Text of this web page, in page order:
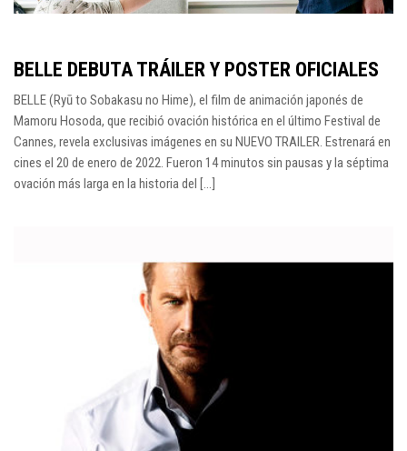
BELLE DEBUTA TRÁILER Y POSTER OFICIALES
BELLE (Ryū to Sobakasu no Hime), el film de animación japonés de
Mamoru Hosoda, que recibió ovación histórica en el último Festival de
Cannes, revela exclusivas imágenes en su NUEVO TRAILER. Estrenará en
cines el 20 de enero de 2022. Fueron 14 minutos sin pausas y la séptima
ovación más larga en la historia del […]